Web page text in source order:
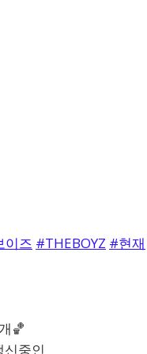
이즈 #THEBOYZ #현재
🏀
신중인